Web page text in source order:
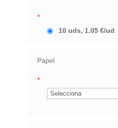
*
10 uds, 1.05 €/ud
Papel
*